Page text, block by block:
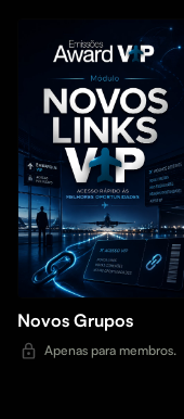
Novos Grupos
Apenas para membros.